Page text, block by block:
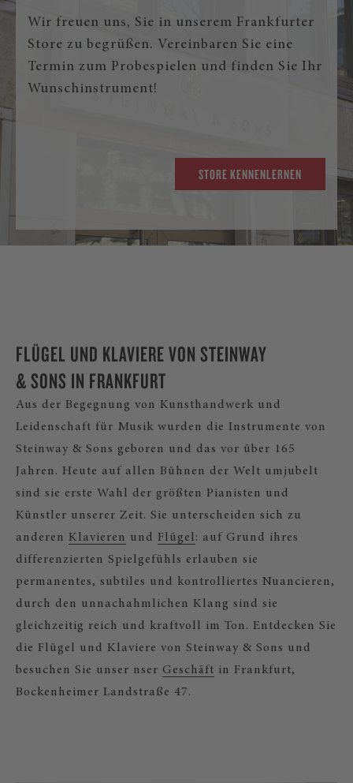
Wir freuen uns, Sie in unserem Frankfurter
Store zu begrüßen. Vereinbaren Sie eine
Termin zum Probespielen und finden Sie Ihr
Wunschinstrument!
STORE KENNENLERNEN
FLÜGEL UND KLAVIERE VON STEINWAY
& SONS IN FRANKFURT
Aus der Begegnung von Kunsthandwerk und
Leidenschaft für Musik wurden die Instrumente von
Steinway & Sons geboren und das vor über 165
Jahren. Heute auf allen Bühnen der Welt umjubelt
sind sie erste Wahl der größten Pianisten und
Künstler unserer Zeit. Sie unterscheiden sich zu
anderen Klavieren und Flügel: auf Grund ihres
differenzierten Spielgefühls erlauben sie
permanentes, subtiles und kontrolliertes Nuancieren,
durch den unnachahmlichen Klang sind sie
gleichzeitig reich und kraftvoll im Ton. Entdecken Sie
die Flügel und Klaviere von Steinway & Sons und
besuchen Sie unser nser Geschäft in Frankfurt,
Bockenheimer Landstraße 47.